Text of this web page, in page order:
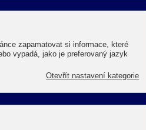
povrchů – měkkých i tvrdých
tuky, oleje, vosky, nikotin, saze,
zařízení na horkou
Balení Skladování